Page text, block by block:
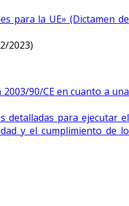
para la UE» (Dictamen de
2023)
90/CE en cuanto a una
detalladas para ejecutar el
y el cumplimiento de lo